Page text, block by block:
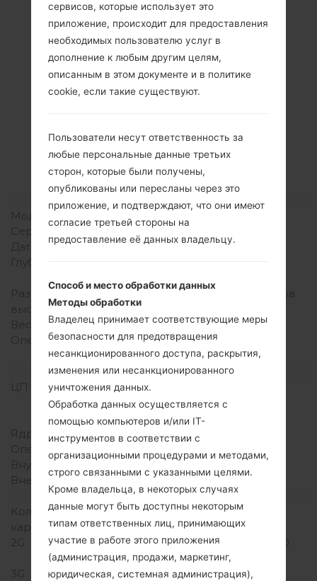
Спецификация
akaLG Optimus L5
Dual
Модель и ее характеристики
Модель
LGE615F
Серия
Дата выпуска
Сентябрь, 2012
Глубина
Размеры (ширина /
высота)
118.3 x 66.5 миллиметров
Вес
120 грамм (4.23 унции)
Операционная система
Android 4.0 Ice Cream
Sandwich
Аппаратное обеспечение
ЦП (процессор)
Qualcomm MSM7225A
Snapdragon S1
Ядра процессора
-
Оперативная память
Внутренняя память
4GB
Внешняя память
microSD, до 32 GB
Сеть и данные
Количество мест для сим
карты
2 Мини SIM
2G
GSM 850/900/1800/1900
MHz
3G
HSDPA 900/1900/2100
сервисов, которые использует это
приложение, происходит для предоставления
необходимых пользователю услуг в
дополнение к любым другим целям,
описанным в этом документе и в политике
cookie, если такие существуют.
Пользователи несут ответственность за
любые персональные данные третьих
сторон, которые были получены,
опубликованы или пересланы через это
приложение, и подтверждают, что они имеют
согласие третьей стороны на
предоставление её данных владельцу.
Способ и место обработки данных
Методы обработки
Владелец принимает соответствующие меры
безопасности для предотвращения
несанкционированного доступа, раскрытия,
изменения или несанкционированного
уничтожения данных.
Обработка данных осуществляется с
помощью компьютеров и/или IT-
инструментов в соответствии с
организационными процедурами и методами,
строго связанными с указанными целями.
Кроме владельца, в некоторых случаях
данные могут быть доступны некоторым
типам ответственных лиц, принимающих
участие в работе этого приложения
(администрация, продажи, маркетинг,
юридическая, системная администрация),